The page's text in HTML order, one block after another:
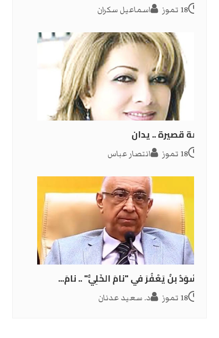
18 تموز اسماعيل سكران
قصة قصيرة .. يدان
18 تموز انتصار عباس
الأَسْوَدُ بنُ يَعْفُرَ في "نامَ الخَلِيُّ" .. نامَ...
18 تموز د. سعيد عدنان